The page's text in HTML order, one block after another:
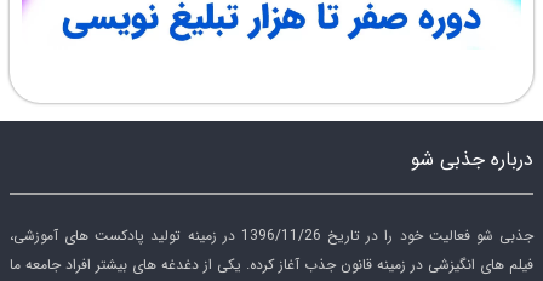
درباره جذبی شو
جذبی شو فعالیت خود را در تاریخ 1396/11/26 در زمینه تولید پادکست های آموزشی،
فیلم های انگیزشی در زمینه قانون جذب آغاز کرده. یکی از دغدغه های بیشتر افراد جامعه ما